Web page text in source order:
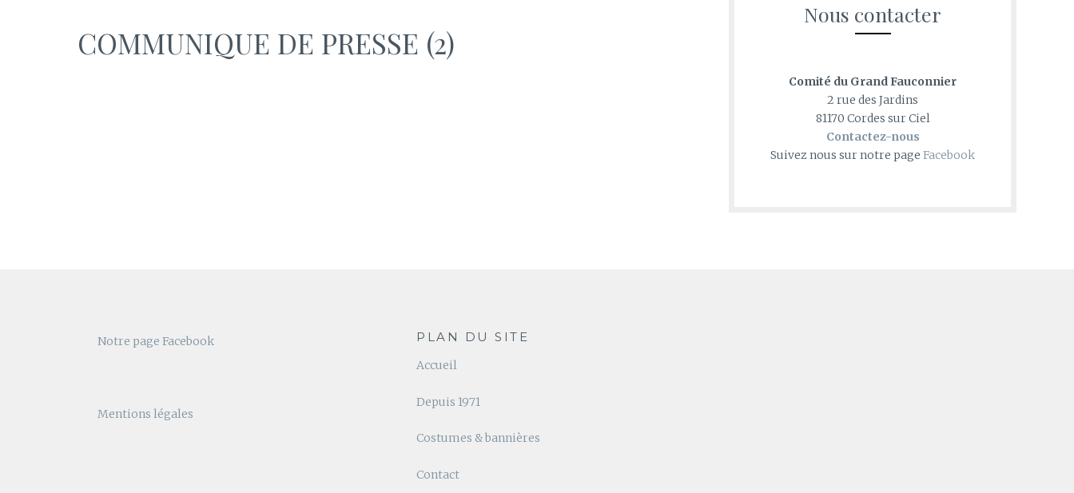
COMMUNIQUE DE PRESSE (2)
Nous contacter
Comité du Grand Fauconnier
2 rue des Jardins
81170 Cordes sur Ciel
Contactez-nous
Suivez nous sur notre page Facebook
Notre page Facebook
Mentions légales
PLAN DU SITE
Accueil
Depuis 1971
Costumes & bannières
Contact